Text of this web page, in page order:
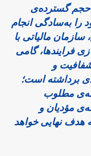
حجم گسترده‌ی
را به‌سادگی انجام
مالیاتی با
فرایندها، گامی
شفافیت و
برداشته است؛
مطلوب
مؤدیان و
هدف نهایی خواهد